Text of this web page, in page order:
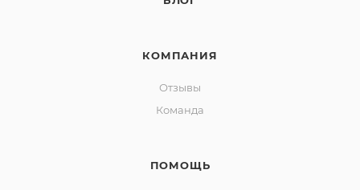
КОМПАНИЯ
Отзывы
Команда
ПОМОЩЬ